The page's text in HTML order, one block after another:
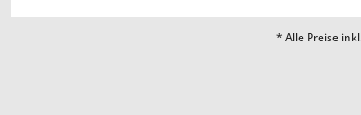
* Alle Preise